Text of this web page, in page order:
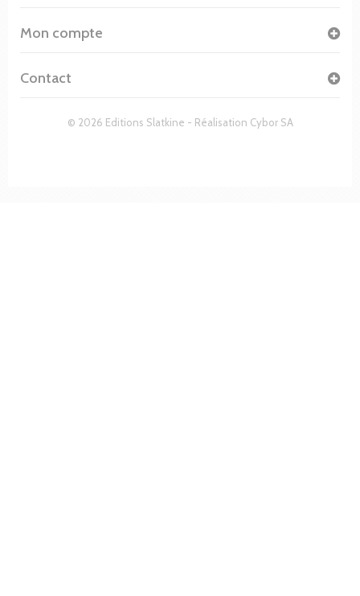
© 2026 Editions Slatkine - Réalisation Cybor SA
Mon compte
Contact